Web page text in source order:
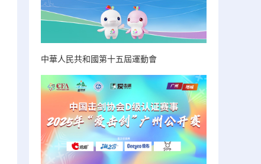
中華人民共和國第十五屆運動會